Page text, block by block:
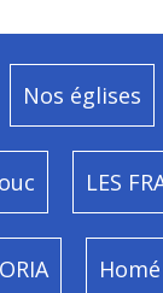
Nos églises
LES